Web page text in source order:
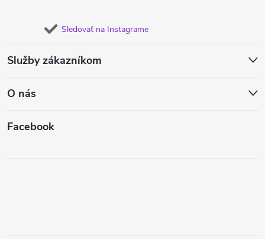
Sledovať na Instagrame
Služby zákazníkom
O nás
Facebook